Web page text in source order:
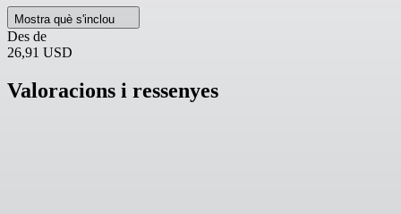
Mostra què s'inclou
Des de
26,91 USD
Valoracions i ressenyes